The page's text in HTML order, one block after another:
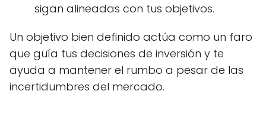
sigan alineadas con tus objetivos.
Un objetivo bien definido actúa como un faro
que guía tus decisiones de inversión y te
ayuda a mantener el rumbo a pesar de las
incertidumbres del mercado.